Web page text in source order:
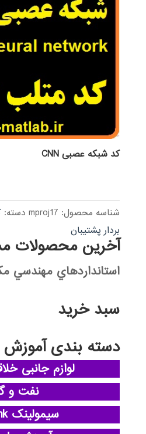
کد شبکه عصبی CNN
شناسه محصول: mproj17 دسته:
بردار پشتیبان
آخرین محصولات
استانداردهاي مهندسي
سبد خرید
دسته بندی آموزش
لوازم جانبی
نفت و
سیمولینک simulink